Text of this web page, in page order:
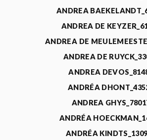
ANDREA
ANDREA DE
ANDREA DE
ANDREA DE
ANDREA
ANDRÉA
ANDREA
ANDRÉA
ANDRÉA